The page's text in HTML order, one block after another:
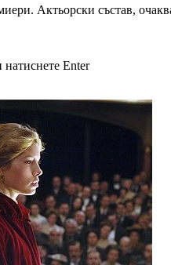
Актьорски състав,
натиснете Enter